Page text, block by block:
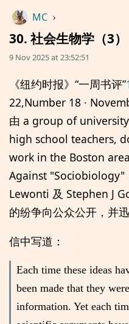
MC ›
30. 社会生物学（3）
9 Nov 2025 at 23:52:51
《纽约时报》“一周书评”
22,Number 18 ·
由 a group of
high school teachers,
work in the Boston
Against "Sociobiology"
Lewonti 及 Stephen J
的纷争向公众公开，并
信中写道：
Each time these ideas
been made that they
information. Yet each